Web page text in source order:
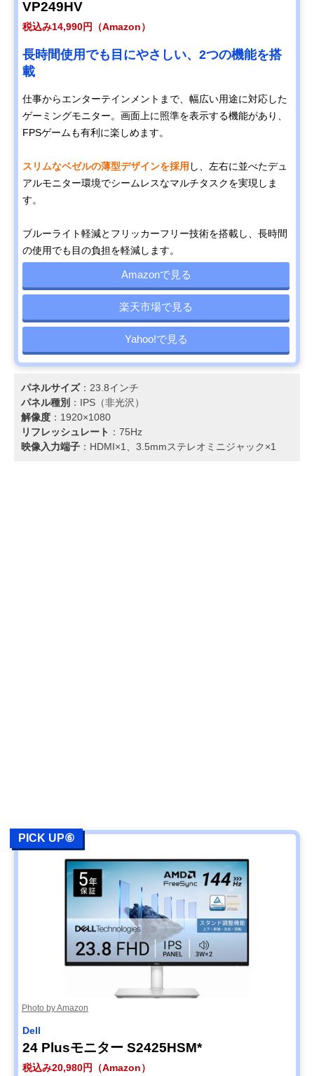
VP249HV
税込み14,990円（Amazon）
長時間使用でも目にやさしい、2つの機能を搭
載
仕事からエンターテインメントまで、幅広い用途に対応した
ゲーミングモニター。画面上に照準を表示する機能があり、
FPSゲームも有利に楽しめます。
スリムなベゼルの薄型デザインを採用 し、左右に並べたデュ
アルモニター環境でシームレスなマルチタスクを実現しま
す。
ブルーライト軽減とフリッカーフリー技術を搭載し、長時間
の使用でも目の負担を軽減します。
Amazonで見る
楽天市場で見る
Yahoo!で見る
パネルサイズ：23.8インチ
パネル種別 ：IPS（非光沢）
解像度 ：1920×1080
リフレッシュレート ：75Hz
映像入力端子 ：HDMI×1、3.5mmステレオミニジャック×1
PICK UP⑥
Photo by Amazon
Dell
24 Plusモニター S2425HSM*
税込み20,980円（Amazon）